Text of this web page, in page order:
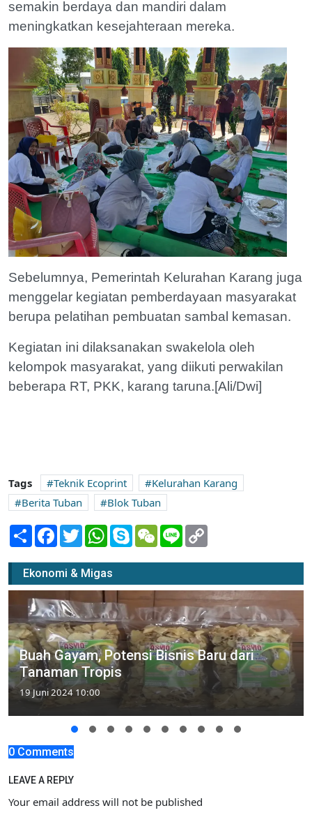
semakin berdaya dan mandiri dalam
meningkatkan kesejahteraan mereka.
Sebelumnya, Pemerintah Kelurahan Karang juga
menggelar kegiatan pemberdayaan masyarakat
berupa pelatihan pembuatan sambal kemasan.
Kegiatan ini dilaksanakan swakelola oleh
kelompok masyarakat, yang diikuti perwakilan
beberapa RT, PKK, karang taruna.[Ali/Dwi]
Tags Teknik Ecoprint
Kelurahan Karang
Berita Tuban
Blok Tuban
Share Facebook
TwitterWhatsApp
SkypeWeChatLine
Ekonomi & Migas
Buah Gayam, Potensi Bisnis Baru dari
Tanaman Tropis
19 Juni 2024 10:00
0 Comments
LEAVE A REPLY
Your email address will not be published